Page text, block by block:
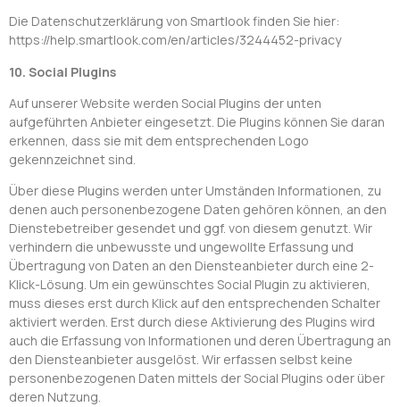
Die Datenschutzerklärung von Smartlook finden Sie hier:
https://help.smartlook.com/en/articles/3244452-privacy
10. Social Plugins
Auf unserer Website werden Social Plugins der unten
aufgeführten Anbieter eingesetzt. Die Plugins können Sie daran
erkennen, dass sie mit dem entsprechenden Logo
gekennzeichnet sind.
Über diese Plugins werden unter Umständen Informationen, zu
denen auch personenbezogene Daten gehören können, an den
Dienstebetreiber gesendet und ggf. von diesem genutzt. Wir
verhindern die unbewusste und ungewollte Erfassung und
Übertragung von Daten an den Diensteanbieter durch eine 2-
Klick-Lösung. Um ein gewünschtes Social Plugin zu aktivieren,
muss dieses erst durch Klick auf den entsprechenden Schalter
aktiviert werden. Erst durch diese Aktivierung des Plugins wird
auch die Erfassung von Informationen und deren Übertragung an
den Diensteanbieter ausgelöst. Wir erfassen selbst keine
personenbezogenen Daten mittels der Social Plugins oder über
deren Nutzung.